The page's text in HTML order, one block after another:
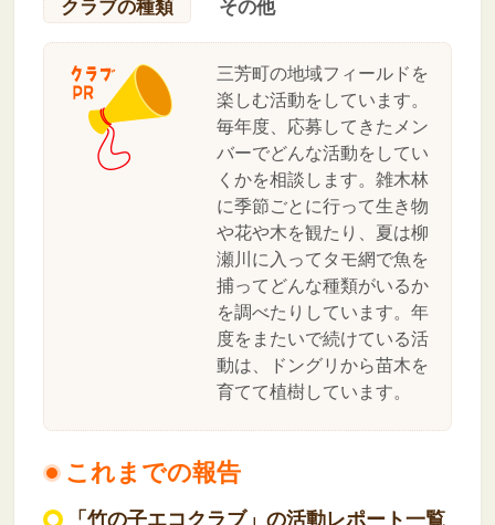
クラブの種類
その他
三芳町の地域フィールドを
楽しむ活動をしています。
毎年度、応募してきたメン
バーでどんな活動をしてい
くかを相談します。雑木林
に季節ごとに行って生き物
や花や木を観たり、夏は柳
瀬川に入ってタモ網で魚を
捕ってどんな種類がいるか
を調べたりしています。年
度をまたいで続けている活
動は、ドングリから苗木を
育てて植樹しています。
これまでの報告
「竹の子エコクラブ」の活動レポート一覧